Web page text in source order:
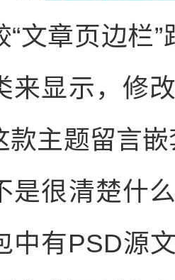
“文章页边栏
来显示，修
款主题留言
是很清楚什
中有PSD源